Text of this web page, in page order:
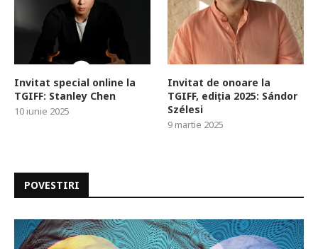
Invitat special online la
TGIFF: Stanley Chen
10 iunie 2025
Invitat de onoare la
TGIFF, ediția 2025: Sándor
Szélesi
9 martie 2025
POVESTIRI